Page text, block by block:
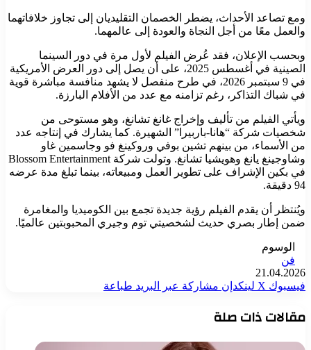
ومع تصاعد الأحداث، يضطر الخصمان التقليديان إلى تجاوز خلافاتهما
والعمل معًا من أجل النجاة والعودة إلى عالمهما.
وبحسب الإعلان، فقد عُرض الفيلم لأول مرة في دور السينما
الصينية في أغسطس 2025، على أن يصل إلى دور العرض الأمريكية
في 9 سبتمبر 2026، في طرح منفصل لا يشهد منافسة مباشرة قوية
في شباك التذاكر، رغم تزامنه مع عدد من الأفلام البارزة.
ويأتي الفيلم من تأليف وإخراج غانغ تشانغ، وهو مستوحى من
شخصيات شركة “هانا-باربيرا” الشهيرة. كما يشارك في إنتاجه عدد
من الأسماء، من بينهم تشين بوفي وروكينغ فو وجاسمين غاو
وشاوجينغ يانغ وهويشيا تشانغ. وتولت شركة Blossom Entertainment
في بكين الإشراف على تطوير العمل ومبيعاته، بينما تبلغ مدة عرضه
94 دقيقة.
ويُنتظر أن يقدم الفيلم رؤية جديدة تجمع بين الكوميديا والمغامرة
ضمن إطار بصري حديث لشخصيتي توم وجيري المحبوبتين عالميًا.
الوسوم
فن
21.04.2026
فيسبوك ‫X لينكدإن مشاركة عبر البريد طباعة
مقالات ذات صلة